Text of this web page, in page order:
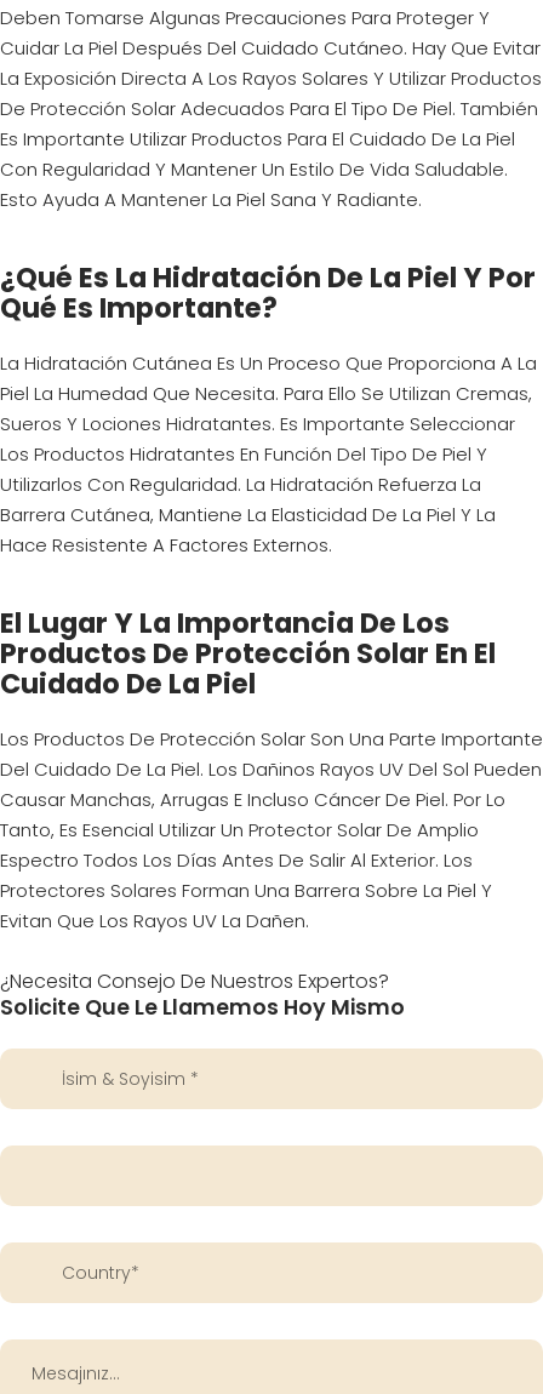
Deben Tomarse Algunas Precauciones Para Proteger Y
Cuidar La Piel Después Del Cuidado Cutáneo. Hay Que Evitar
La Exposición Directa A Los Rayos Solares Y Utilizar Productos
De Protección Solar Adecuados Para El Tipo De Piel. También
Es Importante Utilizar Productos Para El Cuidado De La Piel
Con Regularidad Y Mantener Un Estilo De Vida Saludable.
Esto Ayuda A Mantener La Piel Sana Y Radiante.
¿Qué Es La Hidratación De La Piel Y Por
Qué Es Importante?
La Hidratación Cutánea Es Un Proceso Que Proporciona A La
Piel La Humedad Que Necesita. Para Ello Se Utilizan Cremas,
Sueros Y Lociones Hidratantes. Es Importante Seleccionar
Los Productos Hidratantes En Función Del Tipo De Piel Y
Utilizarlos Con Regularidad. La Hidratación Refuerza La
Barrera Cutánea, Mantiene La Elasticidad De La Piel Y La
Hace Resistente A Factores Externos.
El Lugar Y La Importancia De Los
Productos De Protección Solar En El
Cuidado De La Piel
Los Productos De Protección Solar Son Una Parte Importante
Del Cuidado De La Piel. Los Dañinos Rayos UV Del Sol Pueden
Causar Manchas, Arrugas E Incluso Cáncer De Piel. Por Lo
Tanto, Es Esencial Utilizar Un Protector Solar De Amplio
Espectro Todos Los Días Antes De Salir Al Exterior. Los
Protectores Solares Forman Una Barrera Sobre La Piel Y
Evitan Que Los Rayos UV La Dañen.
¿Necesita Consejo De Nuestros Expertos?
Solicite Que Le Llamemos Hoy Mismo